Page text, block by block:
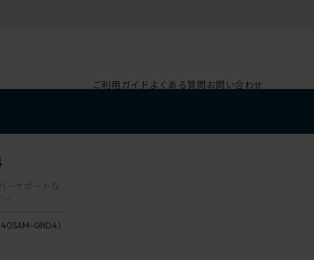
ご利用ガイド よくある質問お問い合わせ
ーサポートな
GND4）